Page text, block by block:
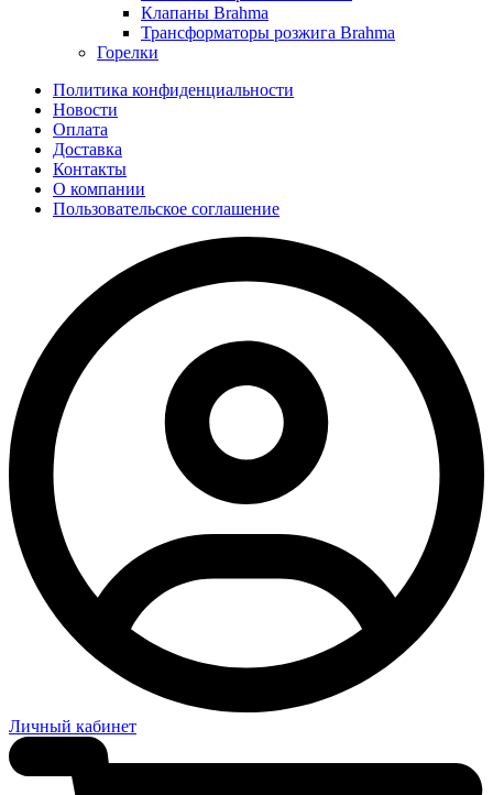
Клапаны Brahma
Трансформаторы розжига Brahma
Горелки
Политика конфиденциальности
Новости
Оплата
Доставка
Контакты
О компании
Пользовательское соглашение
Личный кабинет